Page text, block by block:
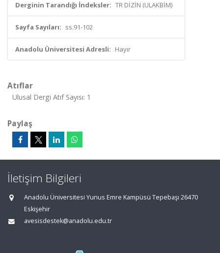
Derginin Tarandığı İndeksler: TR DİZİN (ULAKBİM)
Sayfa Sayıları: ss.91-102
Anadolu Üniversitesi Adresli: Hayır
Atıflar
Ulusal Dergi Atıf Sayısı: 1
Paylaş
İletişim Bilgileri
Anadolu Üniversitesi Yunus Emre Kampüsü Tepebaşı 26470
Eskişehir
avesisdestek@anadolu.edu.tr